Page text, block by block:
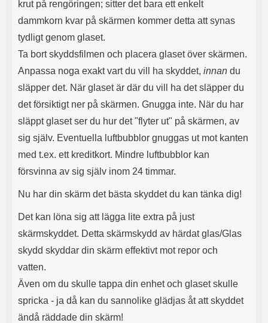
krut på rengöringen; sitter det bara ett enkelt
dammkorn kvar på skärmen kommer detta att synas
tydligt genom glaset.
Ta bort skyddsfilmen och placera glaset över skärmen.
Anpassa noga exakt vart du vill ha skyddet, innan du
släpper det. När glaset är där du vill ha det släpper du
det försiktigt ner på skärmen. Gnugga inte. När du har
släppt glaset ser du hur det "flyter ut" på skärmen, av
sig själv. Eventuella luftbubblor gnuggas ut mot kanten
med t.ex. ett kreditkort. Mindre luftbubblor kan
försvinna av sig själv inom 24 timmar.
Nu har din skärm det bästa skyddet du kan tänka dig!
Det kan löna sig att lägga lite extra på just
skärmskyddet. Detta skärmskydd av härdat glas/Glas
skydd skyddar din skärm effektivt mot repor och
vatten.
Även om du skulle tappa din enhet och glaset skulle
spricka - ja då kan du sannolike glädjas åt att skyddet
ändå räddade din skärm!